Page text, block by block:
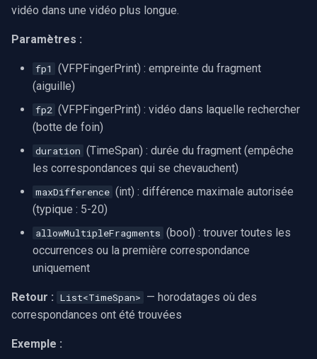
vidéo dans une vidéo plus longue.
Paramètres :
fp1
(VFPFingerPrint) : empreinte du fragment
(aiguille)
fp2 (VFPFingerPrint) : vidéo dans laquelle rechercher
(botte de foin)
duration (TimeSpan) : durée du fragment (empêche
les correspondances qui se chevauchent)
maxDifference (int) : différence maximale autorisée
(typique : 5-20)
allowMultipleFragments (bool) : trouver toutes les
occurrences ou la première correspondance
uniquement
Retour : List<TimeSpan> — horodatages où des
correspondances ont été trouvées
Exemple :